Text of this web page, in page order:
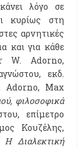
λόγο σε
κυρίως στη
αρνητικές
και για κάθε
W. Adorno,
εκδ.
Adorno, Max
φιλοσοφικά
επίμετρο
Κουζέλης,
Η Διαλεκτική